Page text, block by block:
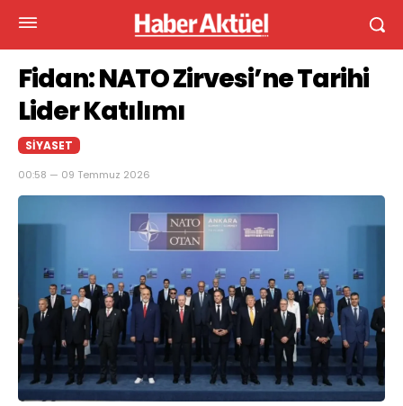
Fidan: NATO Zirvesi’ne Tarihi
Lider Katılımı
SIYASET
00:58 — 09 Temmuz 2026